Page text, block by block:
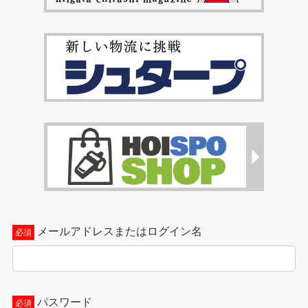
メールアドレスまたはログイン名
パスワード